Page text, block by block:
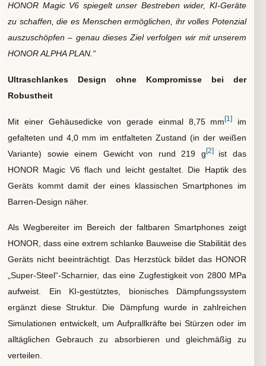
HONOR Magic V6 spiegelt unser Bestreben wider, KI-Geräte
zu schaffen, die es Menschen ermöglichen, ihr volles Potenzial
auszuschöpfen – genau dieses Ziel verfolgen wir mit unserem
HONOR ALPHA PLAN.“
Ultraschlankes Design ohne Kompromisse bei der
Robustheit
Mit einer Gehäusedicke von gerade einmal 8,75 mm[1]
im
gefalteten und 4,0 mm im entfalteten Zustand (in der weißen
Variante) sowie einem Gewicht von rund 219 g[2]
ist das
HONOR Magic V6 flach und leicht gestaltet. Die Haptik des
Geräts kommt damit der eines klassischen Smartphones im
Barren-Design näher.
Als Wegbereiter im Bereich der faltbaren Smartphones zeigt
HONOR, dass eine extrem schlanke Bauweise die Stabilität des
Geräts nicht beeinträchtigt. Das Herzstück bildet das HONOR
„Super-Steel“-Scharnier, das eine Zugfestigkeit von 2800 MPa
aufweist. Ein KI-gestütztes, bionisches Dämpfungssystem
ergänzt diese Struktur. Die Dämpfung wurde in zahlreichen
Simulationen entwickelt, um Aufprallkräfte bei Stürzen oder im
alltäglichen Gebrauch zu absorbieren und gleichmäßig zu
verteilen.